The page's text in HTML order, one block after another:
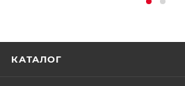
КАТАЛОГ